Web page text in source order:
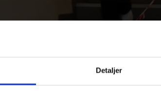
Detaljer